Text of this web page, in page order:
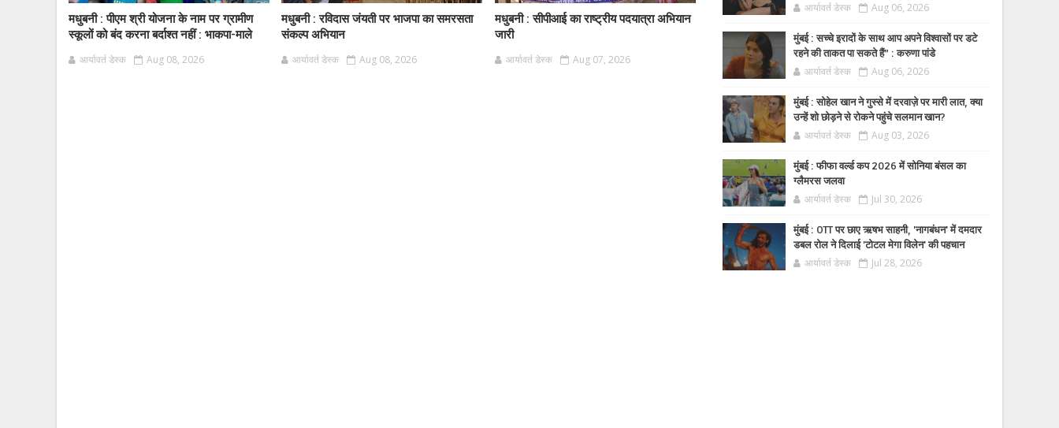
मधुबनी : पीएम श्री योजना के नाम पर ग्रामीण
स्कूलों को बंद करना बर्दाश्त नहीं : भाकपा-माले
आर्यावर्त डेस्क Aug 08, 2026
मधुबनी : रविदास जंयती पर भाजपा का समरसता
संकल्प अभियान
आर्यावर्त डेस्क Aug 08, 2026
मधुबनी : सीपीआई का राष्ट्रीय पदयात्रा अभियान
जारी
आर्यावर्त डेस्क Aug 07, 2026
आर्यावर्त डेस्क Aug 06, 2026
मुंबई : सच्चे इरादों के साथ आप अपने विश्वासों पर डटे
रहने की ताकत पा सकते हैं” : करुणा पांडे
आर्यावर्त डेस्क Aug 06, 2026
मुंबई : सोहेल खान ने गुस्से में दरवाज़े पर मारी लात, क्या
उन्हें शो छोड़ने से रोकने पहुंचे सलमान खान?
आर्यावर्त डेस्क Aug 03, 2026
मुंबई : फीफा वर्ल्ड कप 2026 में सोनिया बंसल का
ग्लैमरस जलवा
आर्यावर्त डेस्क Jul 30, 2026
मुंबई : OTT पर छाए ऋषभ साहनी, 'नागबंधन' में दमदार
डबल रोल ने दिलाई 'टोटल मेगा विलेन' की पहचान
आर्यावर्त डेस्क Jul 28, 2026